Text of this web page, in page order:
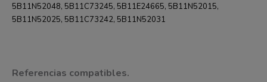
5B11N52048, 5B11C73245, 5B11E24665, 5B11N52015,
5B11N52025, 5B11C73242, 5B11N52031
Referencias compatibles.